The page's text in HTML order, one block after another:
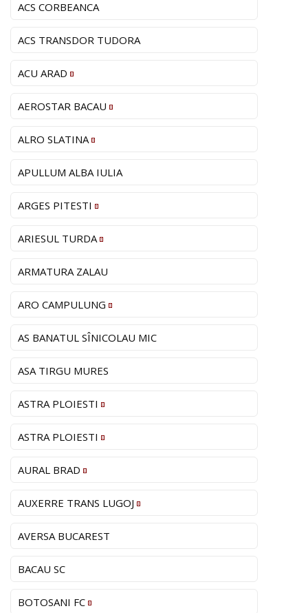
ACS CORBEANCA
ACS TRANSDOR TUDORA
ACU ARAD
AEROSTAR BACAU
ALRO SLATINA
APULLUM ALBA IULIA
ARGES PITESTI
ARIESUL TURDA
ARMATURA ZALAU
ARO CAMPULUNG
AS BANATUL SÎNICOLAU MIC
ASA TIRGU MURES
ASTRA PLOIESTI
ASTRA PLOIESTI
AURAL BRAD
AUXERRE TRANS LUGOJ
AVERSA BUCAREST
BACAU SC
BOTOSANI FC